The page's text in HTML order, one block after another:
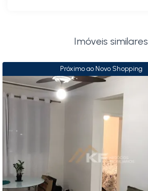
Imóveis similares
Próximo ao Novo Shopping